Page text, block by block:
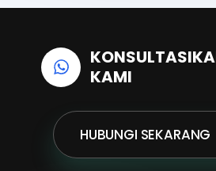
KAMI
HUBUNGI SEKARANG